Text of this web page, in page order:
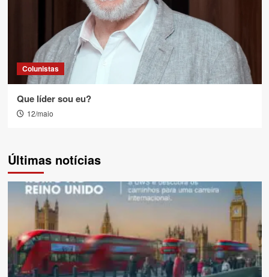
Colunistas
Que líder sou eu?
12/maio
Últimas notícias